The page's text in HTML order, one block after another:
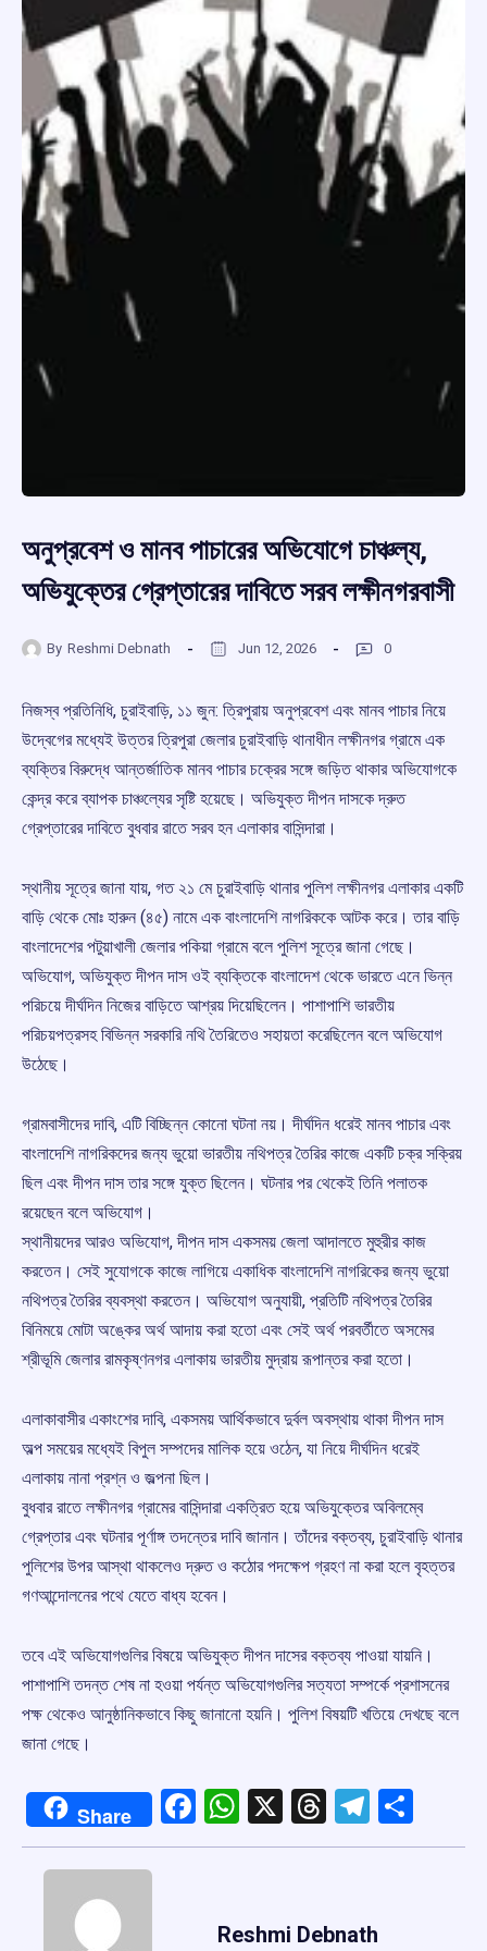
অনুপ্রবেশ ও মানব পাচারের অভিযোগে চাঞ্চল্য,
অভিযুক্তের গ্রেপ্তারের দাবিতে সরব লক্ষীনগরবাসী
By Reshmi Debnath Jun 12, 2026 0
নিজস্ব প্রতিনিধি, চুরাইবাড়ি, ১১ জুন: ত্রিপুরায় অনুপ্রবেশ এবং মানব পাচার নিয়ে
উদ্বেগের মধ্যেই উত্তর ত্রিপুরা জেলার চুরাইবাড়ি থানাধীন লক্ষীনগর গ্রামে এক
ব্যক্তির বিরুদ্ধে আন্তর্জাতিক মানব পাচার চক্রের সঙ্গে জড়িত থাকার অভিযোগকে
কেন্দ্র করে ব্যাপক চাঞ্চল্যের সৃষ্টি হয়েছে। অভিযুক্ত দীপন দাসকে দ্রুত
গ্রেপ্তারের দাবিতে বুধবার রাতে সরব হন এলাকার বাসিন্দারা।
স্থানীয় সূত্রে জানা যায়, গত ২১ মে চুরাইবাড়ি থানার পুলিশ লক্ষীনগর এলাকার একটি
বাড়ি থেকে মোঃ হারুন (৪৫) নামে এক বাংলাদেশি নাগরিককে আটক করে। তার বাড়ি
বাংলাদেশের পটুয়াখালী জেলার পকিয়া গ্রামে বলে পুলিশ সূত্রে জানা গেছে।
অভিযোগ, অভিযুক্ত দীপন দাস ওই ব্যক্তিকে বাংলাদেশ থেকে ভারতে এনে ভিন্ন
পরিচয়ে দীর্ঘদিন নিজের বাড়িতে আশ্রয় দিয়েছিলেন। পাশাপাশি ভারতীয়
পরিচয়পত্রসহ বিভিন্ন সরকারি নথি তৈরিতেও সহায়তা করেছিলেন বলে অভিযোগ
উঠেছে।
গ্রামবাসীদের দাবি, এটি বিচ্ছিন্ন কোনো ঘটনা নয়। দীর্ঘদিন ধরেই মানব পাচার এবং
বাংলাদেশি নাগরিকদের জন্য ভুয়ো ভারতীয় নথিপত্র তৈরির কাজে একটি চক্র সক্রিয়
ছিল এবং দীপন দাস তার সঙ্গে যুক্ত ছিলেন। ঘটনার পর থেকেই তিনি পলাতক
রয়েছেন বলে অভিযোগ।
স্থানীয়দের আরও অভিযোগ, দীপন দাস একসময় জেলা আদালতে মুহুরীর কাজ
করতেন। সেই সুযোগকে কাজে লাগিয়ে একাধিক বাংলাদেশি নাগরিকের জন্য ভুয়ো
নথিপত্র তৈরির ব্যবস্থা করতেন। অভিযোগ অনুযায়ী, প্রতিটি নথিপত্র তৈরির
বিনিময়ে মোটা অঙ্কের অর্থ আদায় করা হতো এবং সেই অর্থ পরবর্তীতে অসমের
শ্রীভূমি জেলার রামকৃষ্ণনগর এলাকায় ভারতীয় মুদ্রায় রূপান্তর করা হতো।
এলাকাবাসীর একাংশের দাবি, একসময় আর্থিকভাবে দুর্বল অবস্থায় থাকা দীপন দাস
অল্প সময়ের মধ্যেই বিপুল সম্পদের মালিক হয়ে ওঠেন, যা নিয়ে দীর্ঘদিন ধরেই
এলাকায় নানা প্রশ্ন ও জল্পনা ছিল।
বুধবার রাতে লক্ষীনগর গ্রামের বাসিন্দারা একত্রিত হয়ে অভিযুক্তের অবিলম্বে
গ্রেপ্তার এবং ঘটনার পূর্ণাঙ্গ তদন্তের দাবি জানান। তাঁদের বক্তব্য, চুরাইবাড়ি থানার
পুলিশের উপর আস্থা থাকলেও দ্রুত ও কঠোর পদক্ষেপ গ্রহণ না করা হলে বৃহত্তর
গণআন্দোলনের পথে যেতে বাধ্য হবেন।
তবে এই অভিযোগগুলির বিষয়ে অভিযুক্ত দীপন দাসের বক্তব্য পাওয়া যায়নি।
পাশাপাশি তদন্ত শেষ না হওয়া পর্যন্ত অভিযোগগুলির সত্যতা সম্পর্কে প্রশাসনের
পক্ষ থেকেও আনুষ্ঠানিকভাবে কিছু জানানো হয়নি। পুলিশ বিষয়টি খতিয়ে দেখছে বলে
জানা গেছে।
Share Facebook
WhatsApp
X Threads
Reshmi Debnath